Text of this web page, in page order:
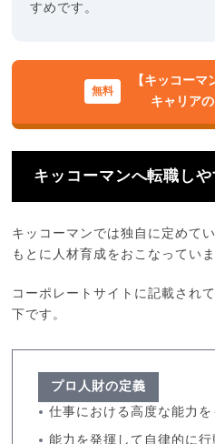
すめです。
【キッコーマ
キャリア
キッコーマンへ転職し
キッコーマンでは独自に定めて
もとに人材育成をおこなっていま
コーポレートサイトに記載され
下です。
プロ人財の定義
仕事における高度な能力を
能力を発揮して自律的に